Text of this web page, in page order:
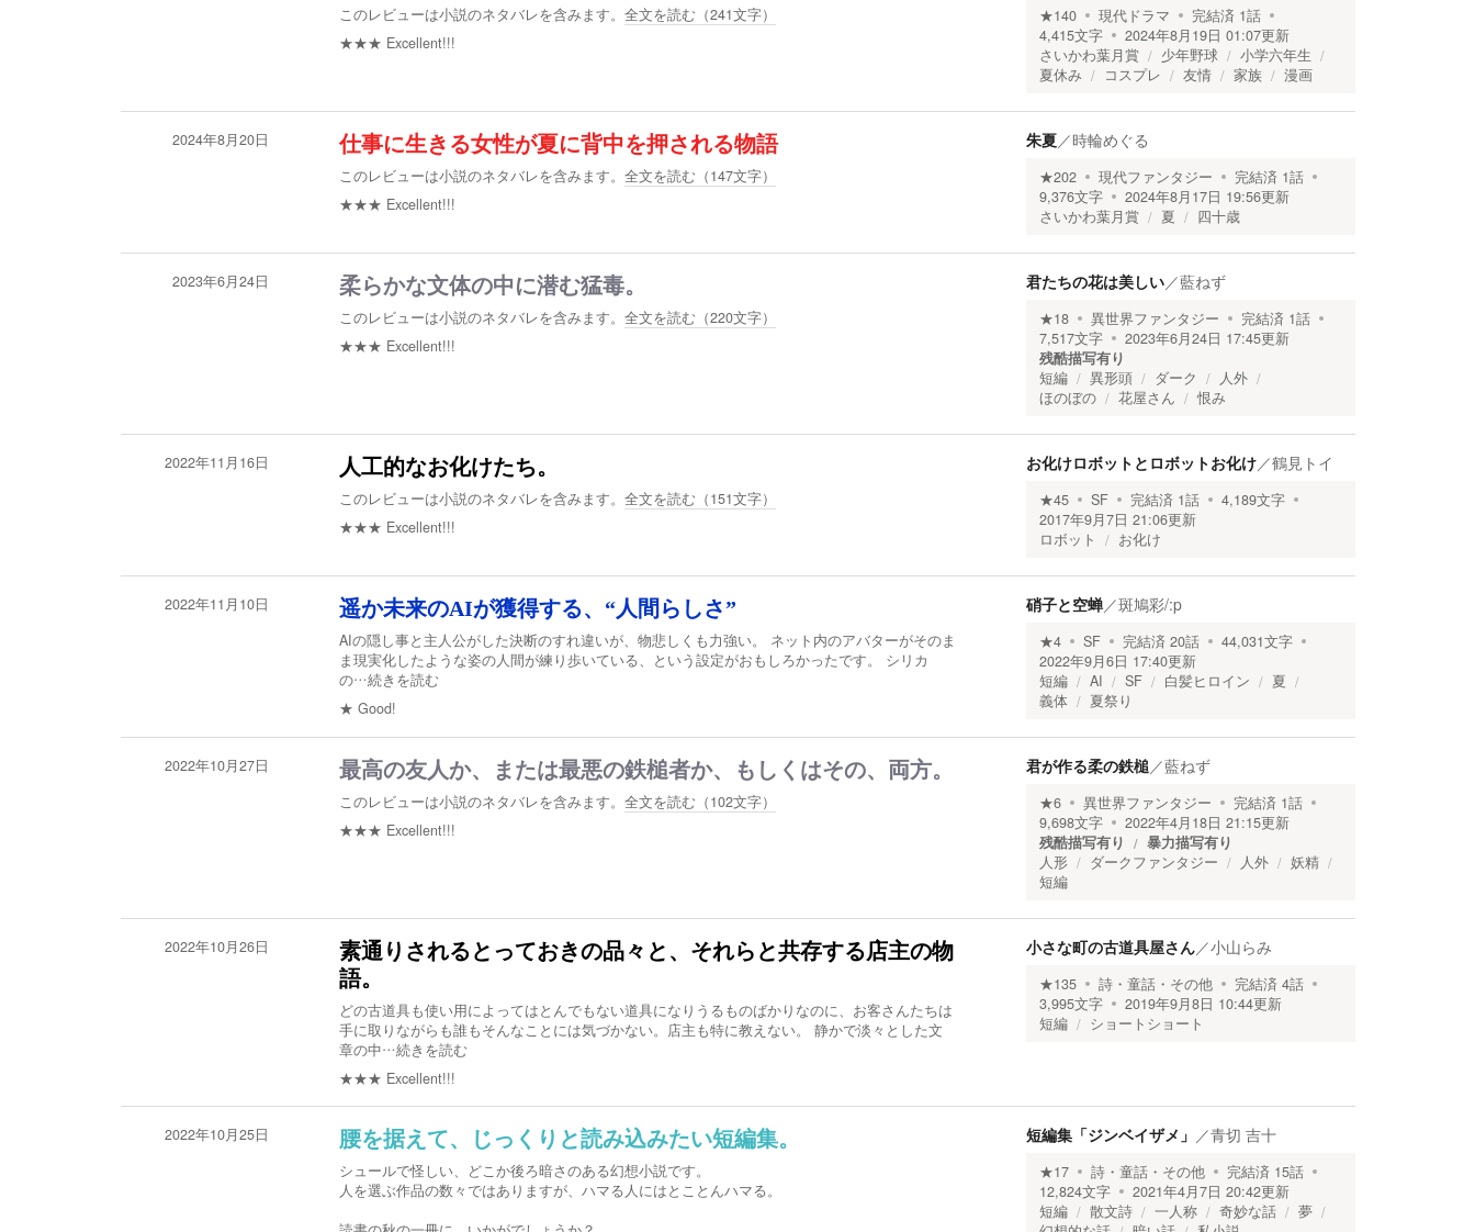
このレビューは小説のネタバレを含みます。 全文を読む（241文字）
★★★ Excellent!!!
★140 現代ドラマ 完結済 1話
4,415文字 2024年8月19日 01:07更新
さいかわ葉月賞
少年野球
小学六年生
夏休み
コスプレ 友情 家族 漫画
2024年8月20日 仕事に生きる女性が夏に背中を押される物語
このレビューは小説のネタバレを含みます。 全文を読む（147文字）
★★★ Excellent!!!
朱夏／時輪めぐる
★202 現代ファンタジー 完結済 1話
9,376文字 2024年8月17日 19:56更新
さいかわ葉月賞
夏 四十歳
2023年6月24日 柔らかな文体の中に潜む猛毒。
このレビューは小説のネタバレを含みます。 全文を読む（220文字）
★★★ Excellent!!!
君たちの花は美しい／藍ねず
★18 異世界ファンタジー 完結済 1話
7,517文字 2023年6月24日 17:45更新
残酷描写有り
短編
異形頭 ダーク
人外
ほのぼの
花屋さん 恨み
2022年11月16日 人工的なお化けたち。
このレビューは小説のネタバレを含みます。 全文を読む（151文字）
★★★ Excellent!!!
お化けロボットとロボットお化け／鶴見トイ
★45 SF 完結済 1話 4,189文字
2017年9月7日 21:06更新
ロボット
お化け
2022年11月10日 遥か未来のAIが獲得する、“人間らしさ”
AIの隠し事と主人公がした決断のすれ違いが、物悲しくも力強い。 ネット内のアバターがそのま
ま現実化したような姿の人間が練り歩いている、という設定がおもしろかったです。 シリカ
の…続きを読む
★ Good!
硝子と空蝉／斑鳩彩/:p
★4 SF 完結済 20話 44,031文字
2022年9月6日 17:40更新
短編
AI SF 白髪ヒロイン
夏
義体
夏祭り
2022年10月27日 最高の友人か、または最悪の鉄槌者か、もしくはその、両方。
このレビューは小説のネタバレを含みます。 全文を読む（102文字）
★★★ Excellent!!!
君が作る柔の鉄槌／藍ねず
★6 異世界ファンタジー 完結済 1話
9,698文字 2022年4月18日 21:15更新
残酷描写有り
暴力描写有り
人形
ダークファンタジー 人外
妖精
短編
2022年10月26日
素通りされるとっておきの品々と、それらと共存する店主の物
語。
どの古道具も使い用によってはとんでもない道具になりうるものばかりなのに、お客さんたちは
手に取りながらも誰もそんなことには気づかない。店主も特に教えない。 静かで淡々とした文
章の中…続きを読む
★★★ Excellent!!!
小さな町の古道具屋さん／小山らみ
★135 詩・童話・その他 完結済 4話
3,995文字 2019年9月8日 10:44更新
短編
ショートショート
2022年10月25日 腰を据えて、じっくりと読み込みたい短編集。
シュールで怪しい、どこか後ろ暗さのある幻想小説です。
人を選ぶ作品の数々ではありますが、ハマる人にはとことんハマる。
短編集「ジンベイザメ」 ／青切 吉十
★17 詩・童話・その他 完結済 15話
12,824文字 2021年4月7日 20:42更新
短編
散文詩 一人称 奇妙な話
夢